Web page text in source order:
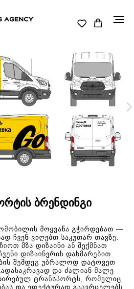
ბრენდინგი
მოყვანა გჭირდებათ —
ჩვენ ვიღებთ საკუთარ თავზე.
მზა დიზაინი ან შექმნათ
დიზაინერის დახმარებით.
შემდეგ უბრალოდ დატოვეთ
და ძალიან მალე
ტრანსპორტს, რომელიც
და ეფექტურად გაავრცელებს